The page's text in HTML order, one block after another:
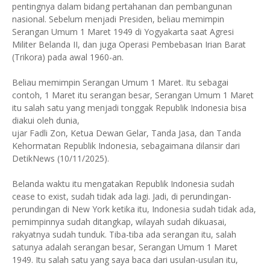
pentingnya dalam bidang pertahanan dan pembangunan
nasional. Sebelum menjadi Presiden, beliau memimpin
Serangan Umum 1 Maret 1949 di Yogyakarta saat Agresi
Militer Belanda II, dan juga Operasi Pembebasan Irian Barat
(Trikora) pada awal 1960-an.
Beliau memimpin Serangan Umum 1 Maret. Itu sebagai
contoh, 1 Maret itu serangan besar, Serangan Umum 1 Maret
itu salah satu yang menjadi tonggak Republik Indonesia bisa
diakui oleh dunia,
ujar Fadli Zon, Ketua Dewan Gelar, Tanda Jasa, dan Tanda
Kehormatan Republik Indonesia, sebagaimana dilansir dari
DetikNews (10/11/2025).
Belanda waktu itu mengatakan Republik Indonesia sudah
cease to exist, sudah tidak ada lagi. Jadi, di perundingan-
perundingan di New York ketika itu, Indonesia sudah tidak ada,
pemimpinnya sudah ditangkap, wilayah sudah dikuasai,
rakyatnya sudah tunduk. Tiba-tiba ada serangan itu, salah
satunya adalah serangan besar, Serangan Umum 1 Maret
1949. Itu salah satu yang saya baca dari usulan-usulan itu,